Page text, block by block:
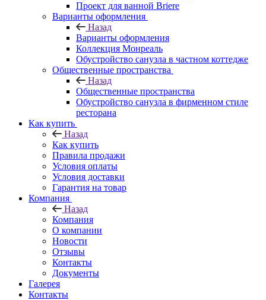
Проект для ванной Briere
Варианты оформления
Назад
Варианты оформления
Коллекция Монреаль
Обустройство санузла в частном коттедже
Общественные пространства
Назад
Общественные пространства
Обустройство санузла в фирменном стиле
ресторана
Как купить
Назад
Как купить
Правила продажи
Условия оплаты
Условия доставки
Гарантия на товар
Компания
Назад
Компания
О компании
Новости
Отзывы
Контакты
Документы
Галерея
Контакты